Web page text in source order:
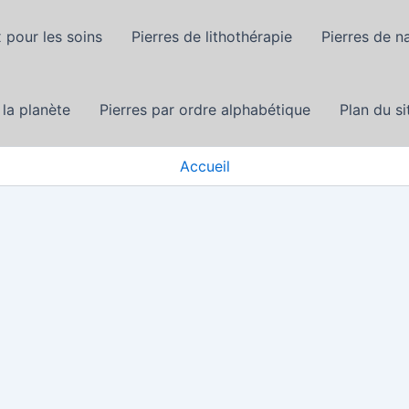
pour les soins Pierres de lithothérapie Pierres de
planète Pierres par ordre alphabétique Plan du
Accueil